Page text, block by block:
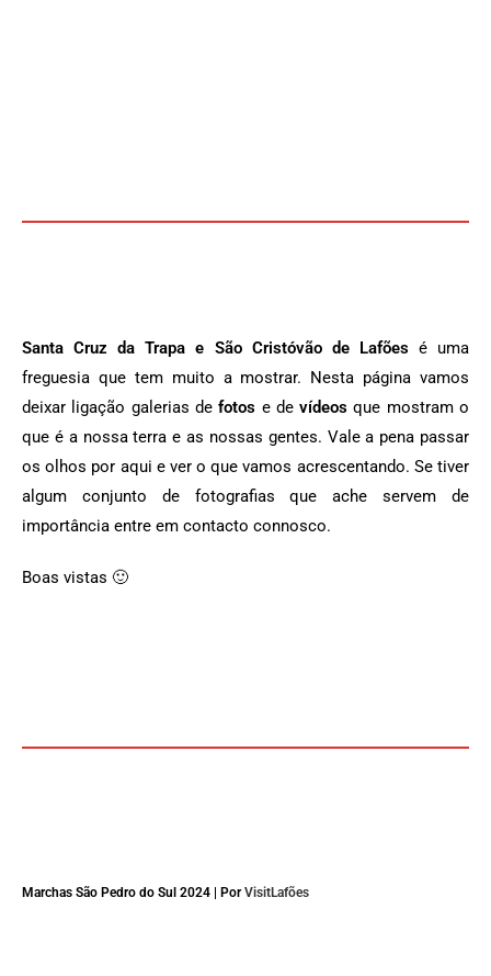
Santa Cruz da Trapa e São Cristóvão de Lafões é uma
freguesia que tem muito a mostrar. Nesta página vamos
deixar ligação galerias defotos e devídeos que mostram o
que é a nossa terra e as nossas gentes. Vale a pena passar
os olhos por aqui e ver o que vamos acrescentando. Se tiver
algum conjunto de fotografias que ache servem de
importância entre em contacto connosco.
Boas vistas 🙂
Marchas São Pedro do Sul 2024 | PorVisitLafões